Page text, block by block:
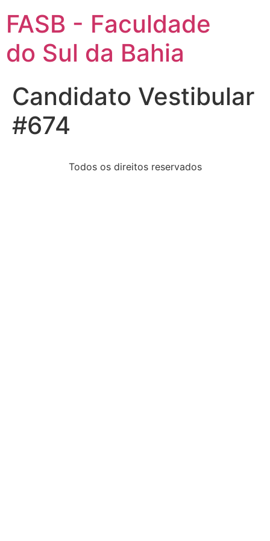
FASB - Faculdade
do Sul da Bahia
Candidato Vestibular
#674
Todos os direitos reservados